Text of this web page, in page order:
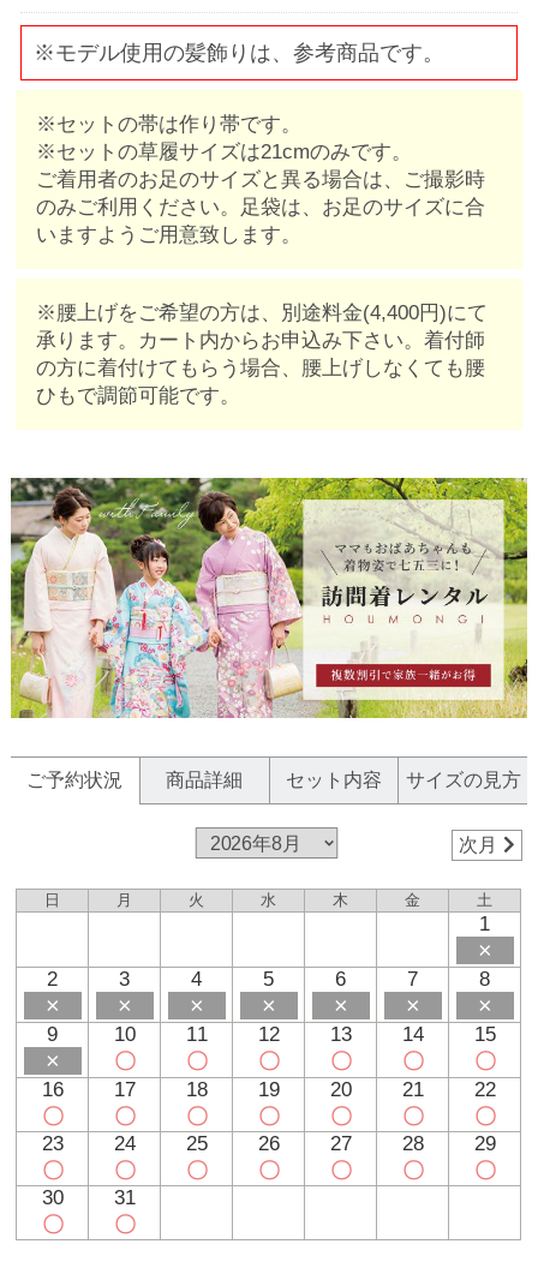
※モデル使用の髪飾りは、参考商品です。
※セットの帯は作り帯です。
※セットの草履サイズは21cmのみです。
ご着用者のお足のサイズと異る場合は、ご撮影時
のみご利用ください。足袋は、お足のサイズに合
いますようご用意致します。
※腰上げをご希望の方は、別途料金(4,400円)にて
承ります。カート内からお申込み下さい。着付師
の方に着付けてもらう場合、腰上げしなくても腰
ひもで調節可能です。
ご予約状況 商品詳細 セット内容 サイズの見方
次月
日 月 火 水 木 金 土
1
×
2
×
3
×
4
×
5
×
6
×
7
×
8
×
9
×
10
〇
11
〇
12
〇
13
〇
14
〇
15
〇
16
〇
17
〇
18
〇
19
〇
20
〇
21
〇
22
〇
23
〇
24
〇
25
〇
26
〇
27
〇
28
〇
29
〇
30
〇
31
〇